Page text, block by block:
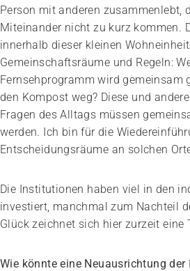
Person mit anderen zusammenlebt,
Miteinander nicht zu kurz kommen.
innerhalb dieser kleinen
Gemeinschaftsräume und Regeln:
Fernsehprogramm wird gemeinsam
den Kompost weg? Diese und
Fragen des Alltags müssen
werden. Ich bin für die
Entscheidungsräume an solchen
Die Institutionen haben viel in den
investiert, manchmal zum Nachteil
Glück zeichnet sich hier zurzeit eine
Wie könnte eine Neuausrichtung